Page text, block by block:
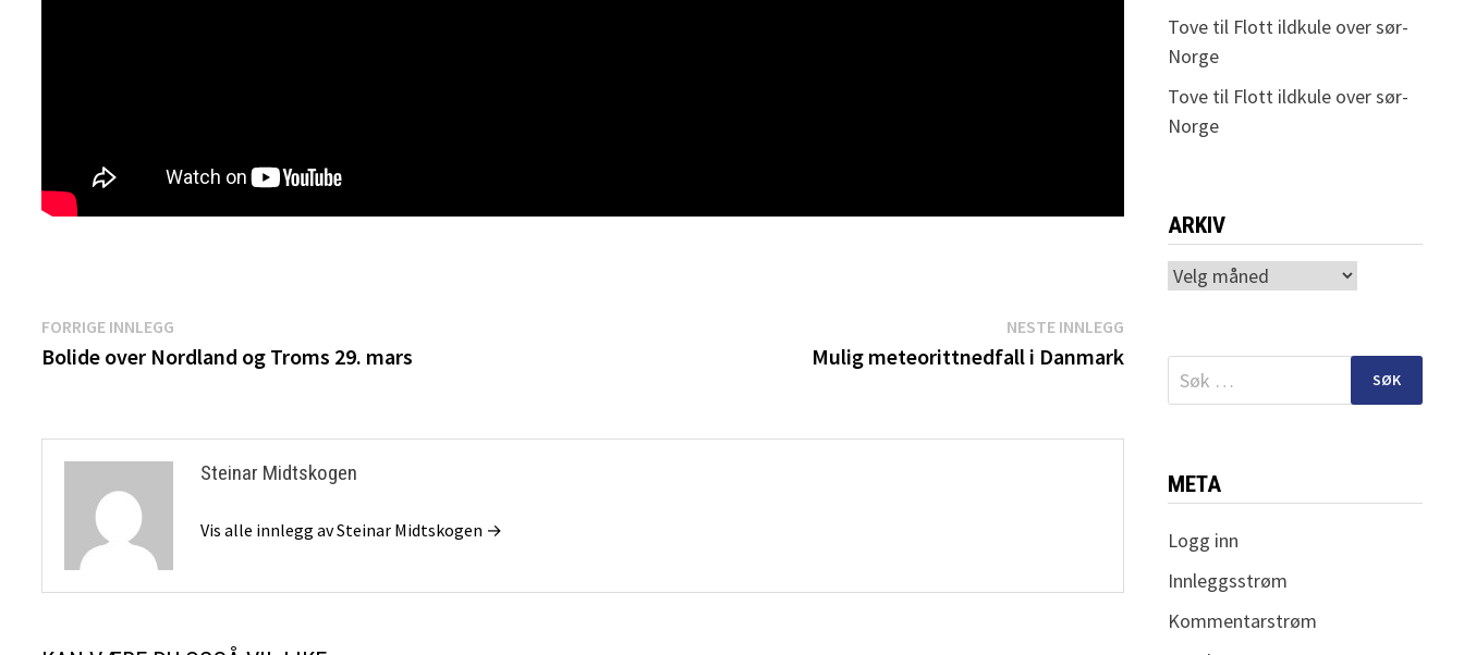
Innleggsnavigasjon
FORRIGE INNLEGG
innlegg:
Bolide over Nordland og Troms 29. mars
NESTE INNLEGG
innlegg:
Mulig meteorittnedfall i Danmark
Steinar Midtskogen
Vis alle innlegg av Steinar Midtskogen →
Tove til Flott ildkule over sør-
Norge
Tove til Flott ildkule over sør-
Norge
ARKIV
Arkiv
Søk
etter:
META
Logg inn
Innleggsstrøm
Kommentarstrøm